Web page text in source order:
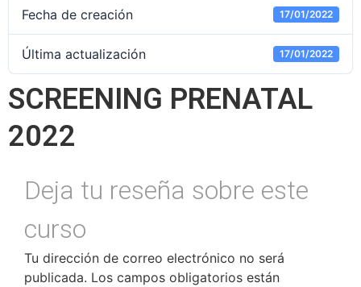
Fecha de creación 17/01/2022
Última actualización 17/01/2022
SCREENING PRENATAL
2022
Tu dirección de correo electrónico no será
publicada. Los campos obligatorios están